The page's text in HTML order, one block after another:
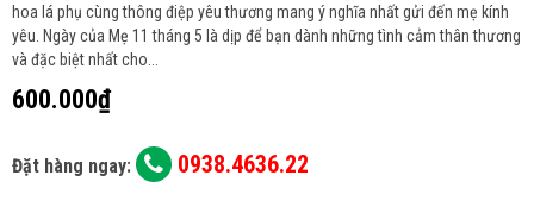
hoa lá phụ cùng thông điệp yêu thương mang ý nghĩa nhất gửi đến mẹ kính
yêu. Ngày của Mẹ 11 tháng 5 là dịp để bạn dành những tình cảm thân thương
và đặc biệt nhất cho...
600.000₫
Đặt hàng ngay: 0938.4636.22